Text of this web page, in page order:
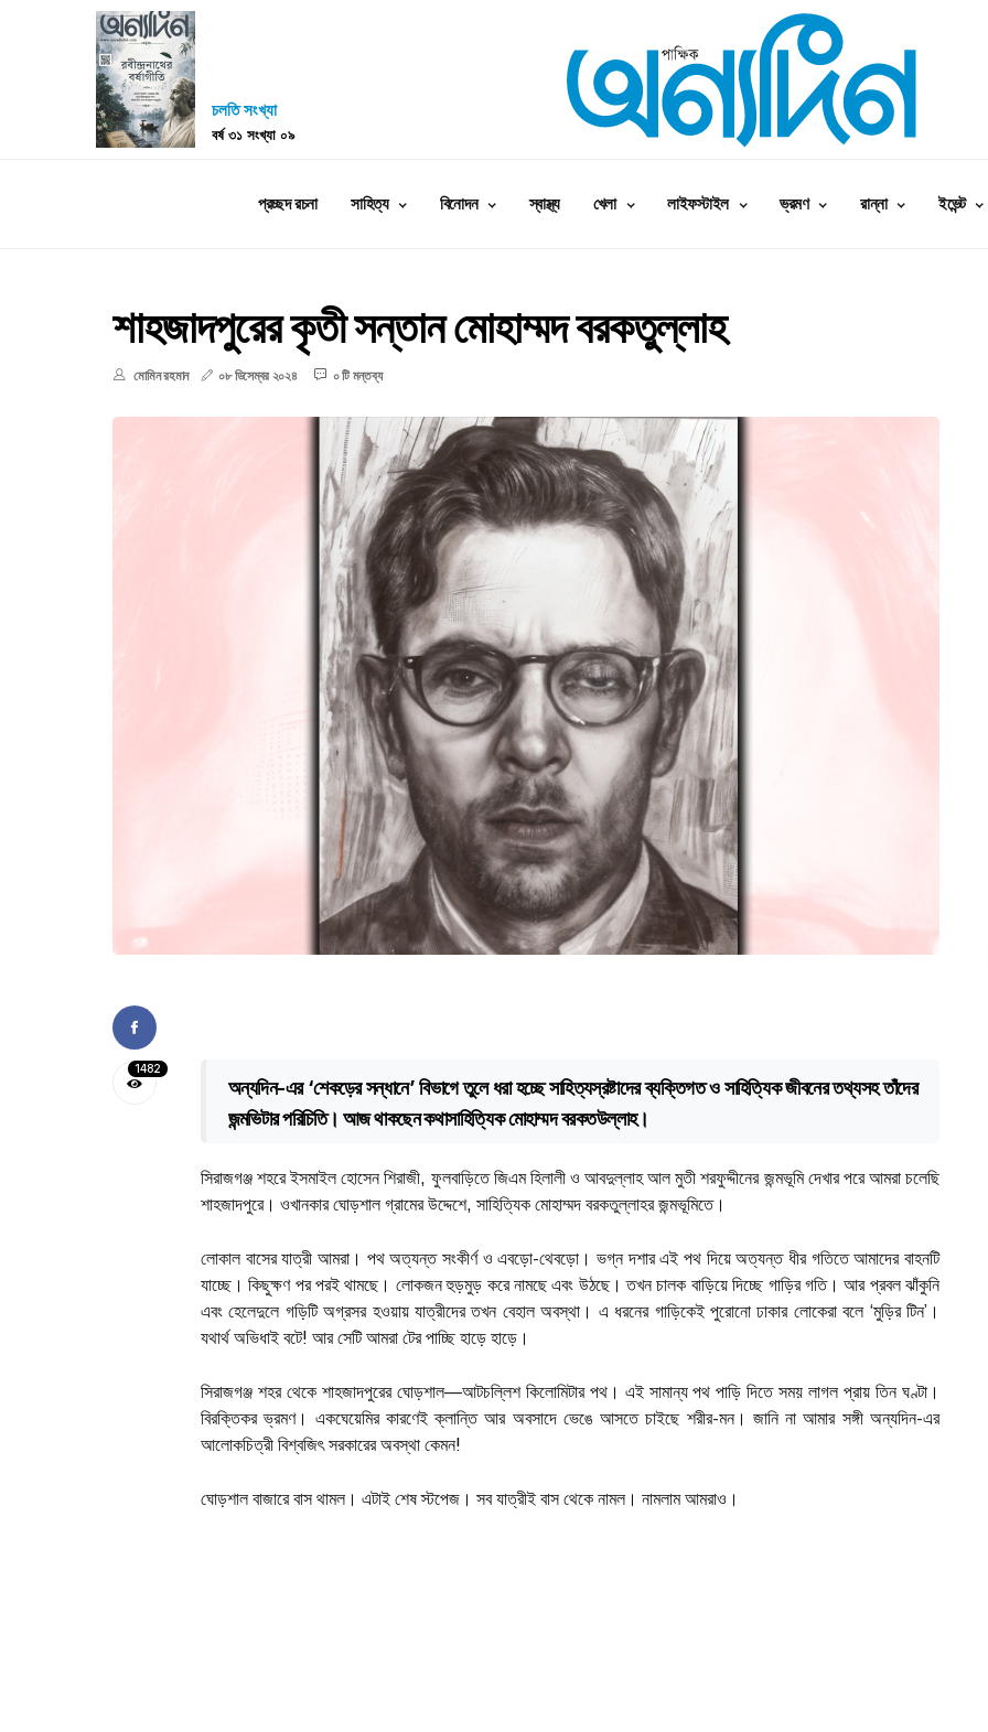
চলতি সংখ্যা
বর্ষ ৩১ সংখ্যা ০৯
প্রচ্ছদ রচনা সাহিত্য বিনোদন স্বাস্থ্য খেলা লাইফস্টাইল ভ্রমণ রান্না ইভেন্ট
শাহজাদপুরের কৃতী সন্তান মোহাম্মদ বরকতুল্লাহ
মোমিন রহমান ০৮ ডিসেম্বর ২০২৪ ০ টি মন্তব্য
1482
অন্যদিন-এর ‘শেকড়ের সন্ধানে’ বিভাগে তুলে ধরা হচ্ছে সাহিত্যস্রষ্টাদের ব্যক্তিগত ও সাহিত্যিক জীবনের তথ্যসহ তাঁদের
জন্মভিটার পরিচিতি। আজ থাকছেন কথাসাহিত্যিক মোহাম্মদ বরকতউল্লাহ।
সিরাজগঞ্জ শহরে ইসমাইল হোসেন শিরাজী, ফুলবাড়িতে জিএম হিলালী ও আবদুল্লাহ আল মুতী শরফুদ্দীনের জন্মভূমি দেখার পরে আমরা চলেছি
শাহজাদপুরে। ওখানকার ঘোড়শাল গ্রামের উদ্দেশে, সাহিত্যিক মোহাম্মদ বরকতুল্লাহর জন্মভূমিতে।
লোকাল বাসের যাত্রী আমরা। পথ অত্যন্ত সংকীর্ণ ও এবড়ো-থেবড়ো। ভগ্ন দশার এই পথ দিয়ে অত্যন্ত ধীর গতিতে আমাদের বাহনটি
যাচ্ছে। কিছুক্ষণ পর পরই থামছে। লোকজন হুড়মুড় করে নামছে এবং উঠছে। তখন চালক বাড়িয়ে দিচ্ছে গাড়ির গতি। আর প্রবল ঝাঁকুনি
এবং হেলেদুলে গড়িটি অগ্রসর হওয়ায় যাত্রীদের তখন বেহাল অবস্থা। এ ধরনের গাড়িকেই পুরোনো ঢাকার লোকেরা বলে ‘মুড়ির টিন’।
যথার্থ অভিধাই বটে! আর সেটি আমরা টের পাচ্ছি হাড়ে হাড়ে।
সিরাজগঞ্জ শহর থেকে শাহজাদপুরের ঘোড়শাল—আটচল্লিশ কিলোমিটার পথ। এই সামান্য পথ পাড়ি দিতে সময় লাগল প্রায় তিন ঘণ্টা।
বিরক্তিকর ভ্রমণ। একঘেয়েমির কারণেই ক্লান্তি আর অবসাদে ভেঙে আসতে চাইছে শরীর-মন। জানি না আমার সঙ্গী অন্যদিন-এর
আলোকচিত্রী বিশ্বজিৎ সরকারের অবস্থা কেমন!
ঘোড়শাল বাজারে বাস থামল। এটাই শেষ স্টপেজ। সব যাত্রীই বাস থেকে নামল। নামলাম আমরাও।